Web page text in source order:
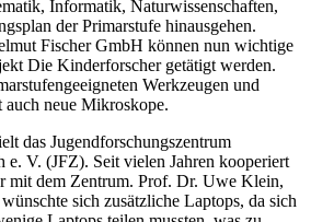
Informatik, Naturwissenschaften,
der Primarstufe hinausgehen.
Fischer GmbH können nun wichtige
Die Kinderforschergetätigt werden.
Werkzeugen und
auch neue Mikroskope.
das Jugendforschungszentrum
e. V. (JFZ). Seit vielen Jahren kooperiert
mit dem Zentrum. Prof. Dr. Uwe Klein,
sich zusätzliche Laptops, da sich